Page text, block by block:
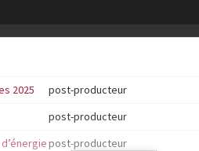
2025
post-producteur
post-producteur
post-producteur